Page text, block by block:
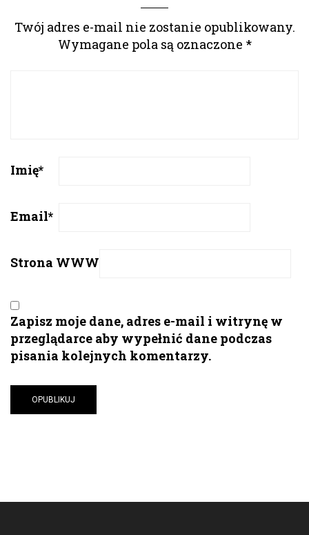
Twój adres e-mail nie zostanie opublikowany.
Wymagane pola są oznaczone *
Imię*
Email*
Strona WWW
Zapisz moje dane, adres e-mail i witrynę w
przeglądarce aby wypełnić dane podczas
pisania kolejnych komentarzy.